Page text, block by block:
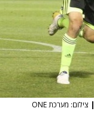
| צילום: מערכת ONE